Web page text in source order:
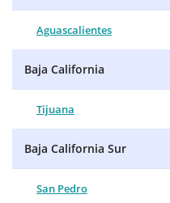
Aguascalientes
Baja California
Tijuana
Baja California Sur
San Pedro